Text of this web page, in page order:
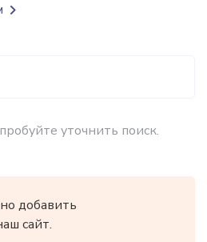
уточнить поиск.
добавить
сайт.